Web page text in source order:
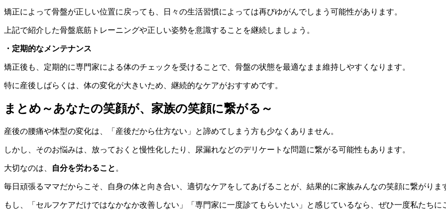
矯正によって骨盤が正しい位置に戻っても、日々の生活習慣によっては再びゆがんでしまう可能性があります。
上記で紹介した骨盤底筋トレーニングや正しい姿勢を意識することを継続しましょう。
・定期的なメンテナンス
矯正後も、定期的に専門家による体のチェックを受けることで、骨盤の状態を最適なまま維持しやすくなります。
特に産後しばらくは、体の変化が大きいため、継続的なケアがおすすめです。
まとめ～あなたの笑顔が、家族の笑顔に繋がる～
産後の腰痛や体型の変化は、「産後だから仕方ない」と諦めてしまう方も少なくありません。
しかし、そのお悩みは、放っておくと慢性化したり、尿漏れなどのデリケートな問題に繋がる可能性もあります。
大切なのは、 自分を労わること 。
毎日頑張るママだからこそ、自身の体と向き合い、適切なケアをしてあげることが、結果的に家族みんなの笑顔に繋がりま
もし、「セルフケアだけではなかなか改善しない」「専門家に一度診てもらいたい」と感じているなら、ぜひ一度私たちに